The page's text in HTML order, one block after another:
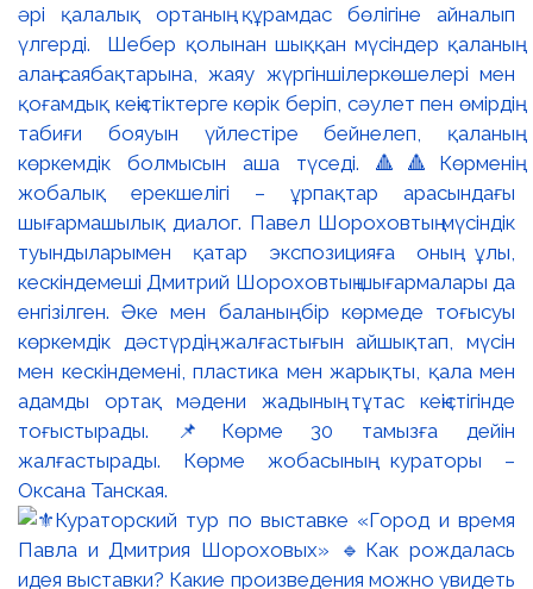
әрі қалалық ортаның құрамдас бөлігіне айналып
үлгерді. Шебер қолынан шыққан мүсіндер қаланың
алаң-саябақтарына, жаяу жүргіншілеркөшелері мен
қоғамдық кеңістіктерге көрік беріп, сәулет пен өмірдің
табиғи бояуын үйлестіре бейнелеп, қаланың
көркемдік болмысын аша түседі. 🔺🔺Көрменің
жобалық ерекшелігі – ұрпақтар арасындағы
шығармашылық диалог. Павел Шороховтың мүсіндік
туындыларымен қатар экспозицияға оның ұлы,
кескіндемеші Дмитрий Шороховтың шығармалары да
енгізілген. Әке мен баланың бір көрмеде тоғысуы
көркемдік дәстүрдің жалғастығын айшықтап, мүсін
мен кескіндемені, пластика мен жарықты, қала мен
адамды ортақ мәдени жадының тұтас кеңістігінде
тоғыстырады. 📌Көрме 30 тамызға дейін
жалғастырады. Көрме жобасының кураторы –
Оксана Танская.